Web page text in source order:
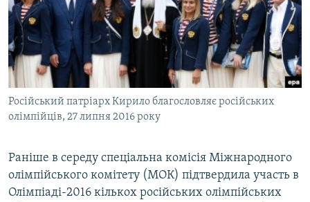
Усі сайти RFE/RL
Російський патріарх Кирило благословляє російських
олімпійців, 27 липня 2016 року
Раніше в середу спеціальна комісія Міжнародного
олімпійського комітету (МОК) підтвердила участь в
Олімпіаді-2016 кількох російських олімпійських